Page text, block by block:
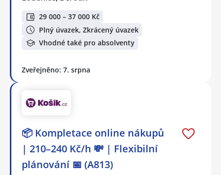
29 000 – 37 000 Kč
Plný úvazek, Zkrácený úvazek
Vhodné také pro absolventy
Zveřejněno: 7. srpna
📦 Kompletace online nákupů
| 210–240 Kč/h 💸 | Flexibilní
plánování 📅 (A813)